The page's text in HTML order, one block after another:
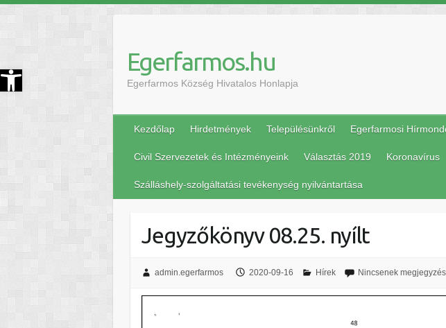
Eszköztár megnyitása Egerfarmos.hu
Egerfarmos Község Hivatalos Honlapja
Kezdőlap Hirdetmények Településünkről Egerfarmosi
Civil Szervezetek és Intézményeink Választás 2019 Koronavírus
Szálláshely-szolgáltatási tevékenység nyilvántartása
Jegyzőkönyv 08.25. nyílt
admin.egerfarmos 2020-09-16 Hírek Nincsenek